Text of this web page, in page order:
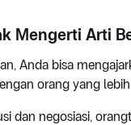
Mengerti Arti
Anda bisa
orang yang
dan negosiasi,